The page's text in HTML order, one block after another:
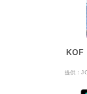
KOF
提供：